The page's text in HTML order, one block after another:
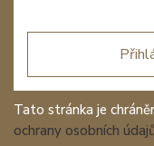
Tato stránka je
ochrany osobních